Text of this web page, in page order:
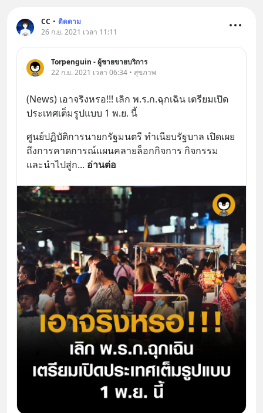
CC • ติดตาม
26 ก.ย. 2021 เวลา 11:11
Torpenguin - ผู้ชายขายบริการ
22 ก.ย. 2021 เวลา 06:34 • สุขภาพ
(News) เอาจริงหรอ!!! เลิก พ.ร.ก.ฉุกเฉิน เตรียมเปิด
ประเทศเต็มรูปแบบ 1 พ.ย. นี้
ศูนย์ปฏิบัติการนายกรัฐมนตรี ทำเนียบรัฐบาล เปิดเผย
ถึงการคาดการณ์แผนคลายล็อกกิจการ กิจกรรม
และนำไปสู่ก... อ่านต่อ